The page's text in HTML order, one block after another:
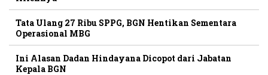
Tata Ulang 27 Ribu SPPG, BGN Hentikan Sementara
Operasional MBG
Ini Alasan Dadan Hindayana Dicopot dari Jabatan
Kepala BGN